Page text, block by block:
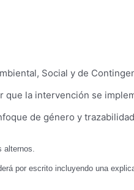
Social y de
la intervención se
de género y
alternos.
por escrito incluyendo una